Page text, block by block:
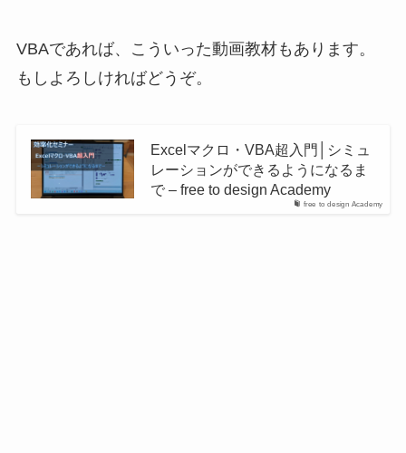
VBAであれば、こういった動画教材もあります。
もしよろしければどうぞ。
free to design Academy
Excelマクロ・VBA超入門│シミュ
レーションができるようになるま
で – free to design Academy